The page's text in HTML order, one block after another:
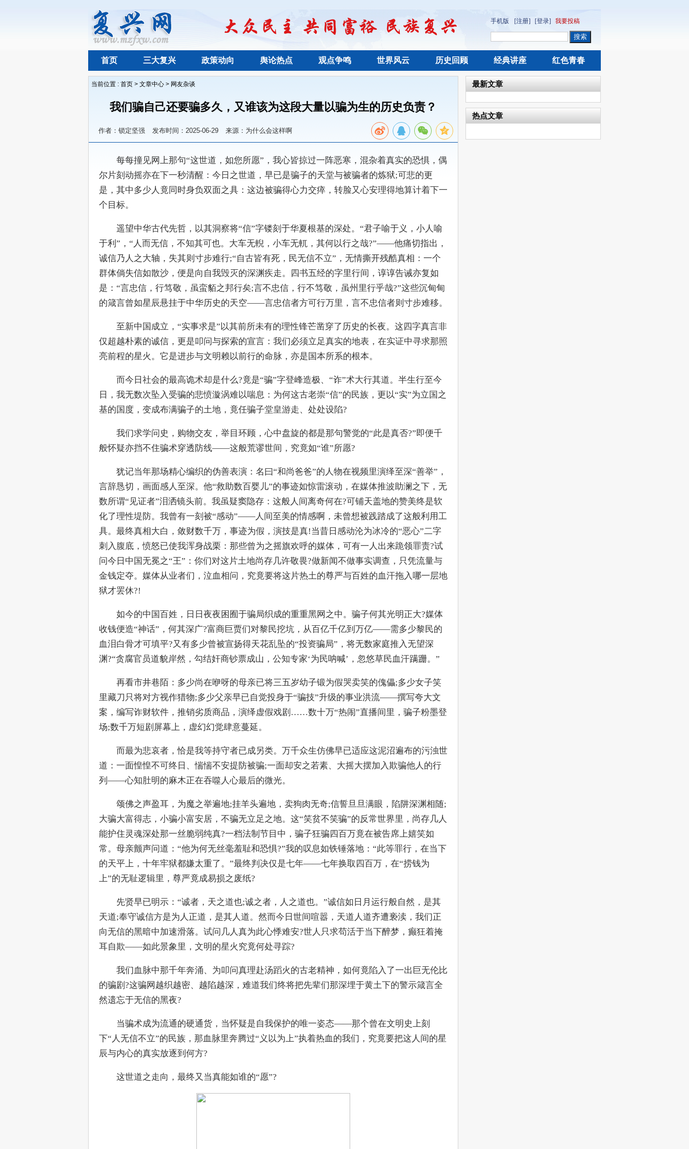
手机版 [注册] [登录] 我要投稿
首页 三大复兴 政策动向 舆论热点 观点争鸣 世界风云 历史回顾 经典讲座 红色青春
当前位置 : 首页 > 文章中心 > 网友杂谈
我们骗自己还要骗多久，又谁该为这段大量以骗为生的历史负责？
作者：锁定坚强 发布时间：2025-06-29 来源：为什么会这样啊
每每撞见网上那句“这世道，如您所愿”，我心皆掠过一阵恶寒，混杂着真实的恐惧，偶
尔片刻动摇亦在下一秒清醒：今日之世道，早已是骗子的天堂与被骗者的炼狱;可悲的更
是，其中多少人竟同时身负双面之具：这边被骗得心力交瘁，转脸又心安理得地算计着下一
个目标。
遥望中华古代先哲，以其洞察将“信”字镂刻于华夏根基的深处。“君子喻于义，小人喻
于利”，“人而无信，不知其可也。大车无輗，小车无軏，其何以行之哉?”——他痛切指出，
诚信乃人之大轴，失其则寸步难行;“自古皆有死，民无信不立”，无情撕开残酷真相：一个
群体倘失信如散沙，便是向自我毁灭的深渊疾走。四书五经的字里行间，谆谆告诫亦复如
是：“言忠信，行笃敬，虽蛮貊之邦行矣;言不忠信，行不笃敬，虽州里行乎哉?”这些沉甸甸
的箴言曾如星辰悬挂于中华历史的天空——言忠信者方可行万里，言不忠信者则寸步难移。
至新中国成立，“实事求是”以其前所未有的理性锋芒凿穿了历史的长夜。这四字真言非
仅超越朴素的诚信，更是叩问与探索的宣言：我们必须立足真实的地表，在实证中寻求那照
亮前程的星火。它是进步与文明赖以前行的命脉，亦是国本所系的根本。
而今日社会的最高诡术却是什么?竟是“骗”字登峰造极、“诈”术大行其道。半生行至今
日，我无数次坠入受骗的悲愤漩涡难以喘息：为何这古老崇“信”的民族，更以“实”为立国之
基的国度，变成布满骗子的土地，竟任骗子堂皇游走、处处设陷?
我们求学问史，购物交友，举目环顾，心中盘旋的都是那句警觉的“此是真否?”即便千
般怀疑亦挡不住骗术穿透防线——这般荒谬世间，究竟如“谁”所愿?
犹记当年那场精心编织的伪善表演：名曰“和尚爸爸”的人物在视频里演绎至深“善举”，
言辞恳切，画面感人至深。他“救助数百婴儿”的事迹如惊雷滚动，在媒体推波助澜之下，无
数所谓“见证者”泪洒镜头前。我虽疑窦隐存：这般人间离奇何在?可铺天盖地的赞美终是软
化了理性堤防。我曾有一刻被“感动”——人间至美的情感啊，未曾想被践踏成了这般利用工
具。最终真相大白，敛财数千万，事迹为假，演技是真!当昔日感动沦为冰冷的“恶心”二字
刺入腹底，愤怒已使我浑身战栗：那些曾为之摇旗欢呼的媒体，可有一人出来跪领罪责?试
问今日中国无冕之“王”：你们对这片土地尚存几许敬畏?做新闻不做事实调查，只凭流量与
金钱定夺。媒体从业者们，泣血相问，究竟要将这片热土的尊严与百姓的血汗拖入哪一层地
狱才罢休?!
如今的中国百姓，日日夜夜困囿于骗局织成的重重黑网之中。骗子何其光明正大?媒体
收钱便造“神话”，何其深广?富商巨贾们对黎民挖坑，从百亿千亿到万亿——需多少黎民的
血泪白骨才可填平?又有多少曾被宣扬得天花乱坠的“投资骗局”，将无数家庭推入无望深
渊?“贪腐官员道貌岸然，勾结奸商钞票成山，公知专家‘为民呐喊’，忽悠草民血汗蹒跚。”
再看市井巷陌：多少尚在咿呀的母亲已将三五岁幼子锻为假哭卖笑的傀儡;多少女子笑
里藏刀只将对方视作猎物;多少父亲早已自觉投身于“骗技”升级的事业洪流——撰写夸大文
案，编写诈财软件，推销劣质商品，演绎虚假戏剧……数十万“热闹”直播间里，骗子粉墨登
场;数千万短剧屏幕上，虚幻幻觉肆意蔓延。
而最为悲哀者，恰是我等持守者已成另类。万千众生仿佛早已适应这泥沼遍布的污浊世
道：一面惶惶不可终日、惴惴不安提防被骗;一面却安之若素、大摇大摆加入欺骗他人的行
列——心知肚明的麻木正在吞噬人心最后的微光。
颂佛之声盈耳，为魔之举遍地;挂羊头遍地，卖狗肉无奇;信誓旦旦满眼，陷阱深渊相随;
大骗大富得志，小骗小富安居，不骗无立足之地。这“笑贫不笑骗”的反常世界里，尚存几人
能护住灵魂深处那一丝脆弱纯真?一档法制节目中，骗子狂骗四百万竟在被告席上嬉笑如
常。母亲颤声问道：“他为何无丝毫羞耻和恐惧?”我的叹息如铁锤落地：“此等罪行，在当下
的天平上，十年牢狱都嫌太重了。”最终判决仅是七年——七年换取四百万，在“捞钱为
上”的无耻逻辑里，尊严竟成易损之废纸?
先贤早已明示：“诚者，天之道也;诚之者，人之道也。”诚信如日月运行般自然，是其
天道;奉守诚信方是为人正道，是其人道。然而今日世间喧嚣，天道人道齐遭亵渎，我们正
向无信的黑暗中加速滑落。试问几人真为此心悸难安?世人只求苟活于当下醉梦，癫狂着掩
耳自欺——如此景象里，文明的星火究竟何处寻踪?
我们血脉中那千年奔涌、为叩问真理赴汤蹈火的古老精神，如何竟陷入了一出巨无伦比
的骗剧?这骗网越织越密、越陷越深，难道我们终将把先辈们那深埋于黄土下的警示箴言全
然遗忘于无信的黑夜?
当骗术成为流通的硬通货，当怀疑是自我保护的唯一姿态——那个曾在文明史上刻
下“人无信不立”的民族，那血脉里奔腾过“义以为上”执着热血的我们，究竟要把这人间的星
辰与内心的真实放逐到何方?
这世道之走向，最终又当真能如谁的“愿”?
最新文章
热点文章